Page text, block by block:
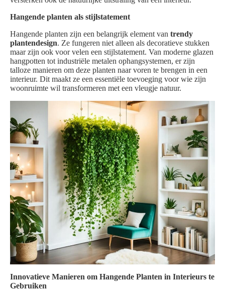
Hangende planten als stijlstatement
Hangende planten zijn een belangrijk element van trendy
plantendesign. Ze fungeren niet alleen als decoratieve stukken
maar zijn ook voor velen een stijlstatement. Van moderne glazen
hangpotten tot industriële metalen ophangsystemen, er zijn
talloze manieren om deze planten naar voren te brengen in een
interieur. Dit maakt ze een essentiële toevoeging voor wie zijn
woonruimte wil transformeren met een vleugje natuur.
Innovatieve Manieren om Hangende Planten in Interieurs te
Gebruiken